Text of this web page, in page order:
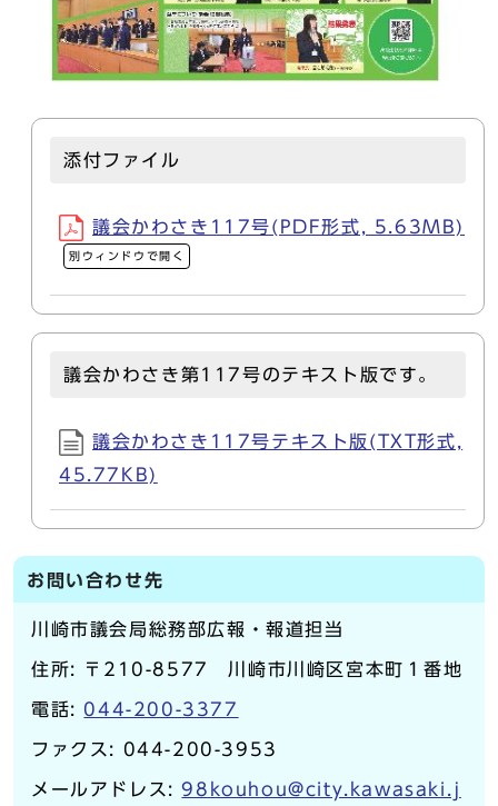
添付ファイル
議会かわさき117号(PDF形式, 5.63MB)
別ウィンドウで開く
議会かわさき第117号のテキスト版です。
議会かわさき117号テキスト版(TXT形式,
45.77KB)
お問い合わせ先
川崎市議会局総務部広報・報道担当
住所: 〒210-8577 川崎市川崎区宮本町１番地
電話: 044-200-3377
ファクス: 044-200-3953
メールアドレス:98kouhou@city.kawasaki.j